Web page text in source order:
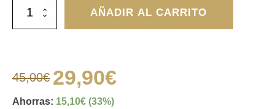
Alfombra
exterior
de
blanco
dibujo
AÑADIR AL CARRITO
45,00€
El
29,90€
El
Ahorras: 15,10€ (33%)